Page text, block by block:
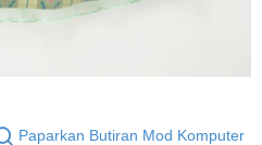
Paparkan Butiran Mod Komputer